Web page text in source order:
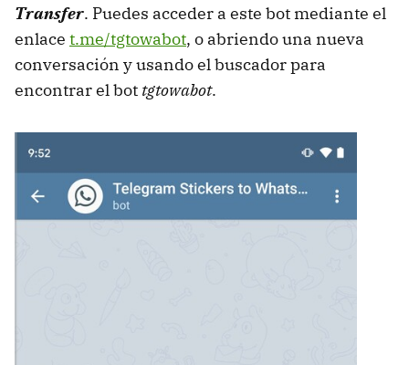
Transfer. Puedes acceder a este bot mediante el
enlace t.me/tgtowabot, o abriendo una nueva
conversación y usando el buscador para
encontrar el bot tgtowabot.